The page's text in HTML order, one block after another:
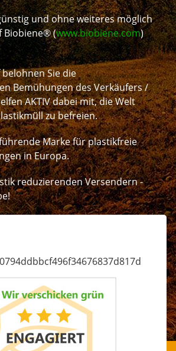
und ohne weiteres möglich
Biobiene® (www.biobiene.com)
Sie die
Bemühungen des Verkäufers /
AKTIV dabei mit, die Welt
zu befreien.
Marke für plastikfreie
in Europa.
reduzierenden Versendern -